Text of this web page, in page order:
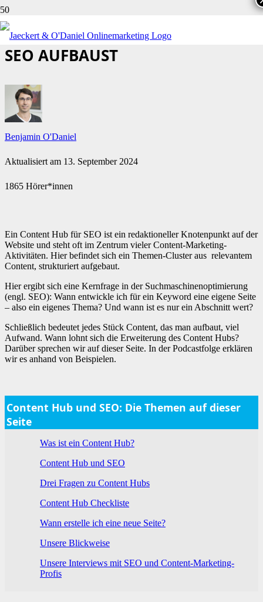
WIE DU EIN CONTENT HUB FÜR
SEO AUFBAUST
Benjamin O'Daniel
Aktualisiert am 13. September 2024
1865 Hörer*innen
Ein Content Hub für SEO ist ein redaktioneller Knotenpunkt auf der
Website und steht oft im Zentrum vieler Content-Marketing-
Aktivitäten. Hier befindet sich ein Themen-Cluster aus relevantem
Content, strukturiert aufgebaut.
Hier ergibt sich eine Kernfrage in der Suchmaschinenoptimierung
(engl. SEO): Wann entwickle ich für ein Keyword eine eigene Seite
– also ein eigenes Thema? Und wann ist es nur ein Abschnitt wert?
Schließlich bedeutet jedes Stück Content, das man aufbaut, viel
Aufwand. Wann lohnt sich die Erweiterung des Content Hubs?
Darüber sprechen wir auf dieser Seite. In der Podcastfolge erklären
wir es anhand von Beispielen.
Content Hub und SEO: Die Themen auf dieser
Seite
Was ist ein Content Hub?
Content Hub und SEO
Drei Fragen zu Content Hubs
Content Hub Checkliste
Wann erstelle ich eine neue Seite?
Unsere Blickweise
Unsere Interviews mit SEO und Content-Marketing-
Profis